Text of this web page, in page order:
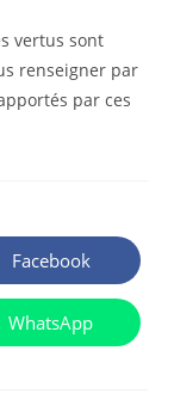
vertus sont
renseigner par
par ces
Ouvrir
dans
une
autre
fenêtre
Facebook
Ouvrir
dans
WhatsApp